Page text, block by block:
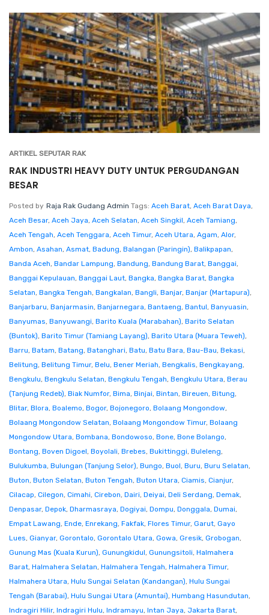
ARTIKEL SEPUTAR RAK
RAK INDUSTRI HEAVY DUTY UNTUK PERGUDANGAN
BESAR
Posted by Raja Rak Gudang Admin Tags: Aceh Barat, Aceh Barat Daya,
Aceh Besar, Aceh Jaya, Aceh Selatan, Aceh Singkil, Aceh Tamiang,
Aceh Tengah, Aceh Tenggara, Aceh Timur, Aceh Utara, Agam, Alor,
Ambon, Asahan, Asmat, Badung, Balangan (Paringin), Balikpapan,
Banda Aceh, Bandar Lampung, Bandung, Bandung Barat, Banggai,
Banggai Kepulauan, Banggai Laut, Bangka, Bangka Barat, Bangka
Selatan, Bangka Tengah, Bangkalan, Bangli, Banjar, Banjar (Martapura),
Banjarbaru, Banjarmasin, Banjarnegara, Bantaeng, Bantul, Banyuasin,
Banyumas, Banyuwangi, Barito Kuala (Marabahan), Barito Selatan
(Buntok), Barito Timur (Tamiang Layang), Barito Utara (Muara Teweh),
Barru, Batam, Batang, Batanghari, Batu, Batu Bara, Bau-Bau, Bekasi,
Belitung, Belitung Timur, Belu, Bener Meriah, Bengkalis, Bengkayang,
Bengkulu, Bengkulu Selatan, Bengkulu Tengah, Bengkulu Utara, Berau
(Tanjung Redeb), Biak Numfor, Bima, Binjai, Bintan, Bireuen, Bitung,
Blitar, Blora, Boalemo, Bogor, Bojonegoro, Bolaang Mongondow,
Bolaang Mongondow Selatan, Bolaang Mongondow Timur, Bolaang
Mongondow Utara, Bombana, Bondowoso, Bone, Bone Bolango,
Bontang, Boven Digoel, Boyolali, Brebes, Bukittinggi, Buleleng,
Bulukumba, Bulungan (Tanjung Selor), Bungo, Buol, Buru, Buru Selatan,
Buton, Buton Selatan, Buton Tengah, Buton Utara, Ciamis, Cianjur,
Cilacap, Cilegon, Cimahi, Cirebon, Dairi, Deiyai, Deli Serdang, Demak,
Denpasar, Depok, Dharmasraya, Dogiyai, Dompu, Donggala, Dumai,
Empat Lawang, Ende, Enrekang, Fakfak, Flores Timur, Garut, Gayo
Lues, Gianyar, Gorontalo, Gorontalo Utara, Gowa, Gresik, Grobogan,
Gunung Mas (Kuala Kurun), Gunungkidul, Gunungsitoli, Halmahera
Barat, Halmahera Selatan, Halmahera Tengah, Halmahera Timur,
Halmahera Utara, Hulu Sungai Selatan (Kandangan), Hulu Sungai
Tengah (Barabai), Hulu Sungai Utara (Amuntai), Humbang Hasundutan,
Indragiri Hilir, Indragiri Hulu, Indramayu, Intan Jaya, Jakarta Barat,